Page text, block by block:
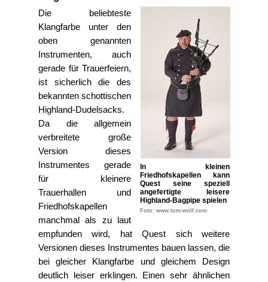
In kleinen
Friedhofskapellen kann
Quest seine speziell
angefertigte leisere
Highland-Bagpipe spielen
Foto: www.tom-wolf.com
Die beliebteste
Klangfarbe unter den
oben genannten
Instrumenten, auch
gerade für Trauerfeiern,
ist sicherlich die des
bekannten schottischen
Highland-Dudelsacks.
Da die allgemein
verbreitete große
Version dieses
Instrumentes gerade
für kleinere
Trauerhallen und
Friedhofskapellen
manchmal als zu laut
empfunden wird, hat Quest sich weitere
Versionen dieses Instrumentes bauen lassen, die
bei gleicher Klangfarbe und gleichem Design
deutlich leiser erklingen. Einen sehr ähnlichen